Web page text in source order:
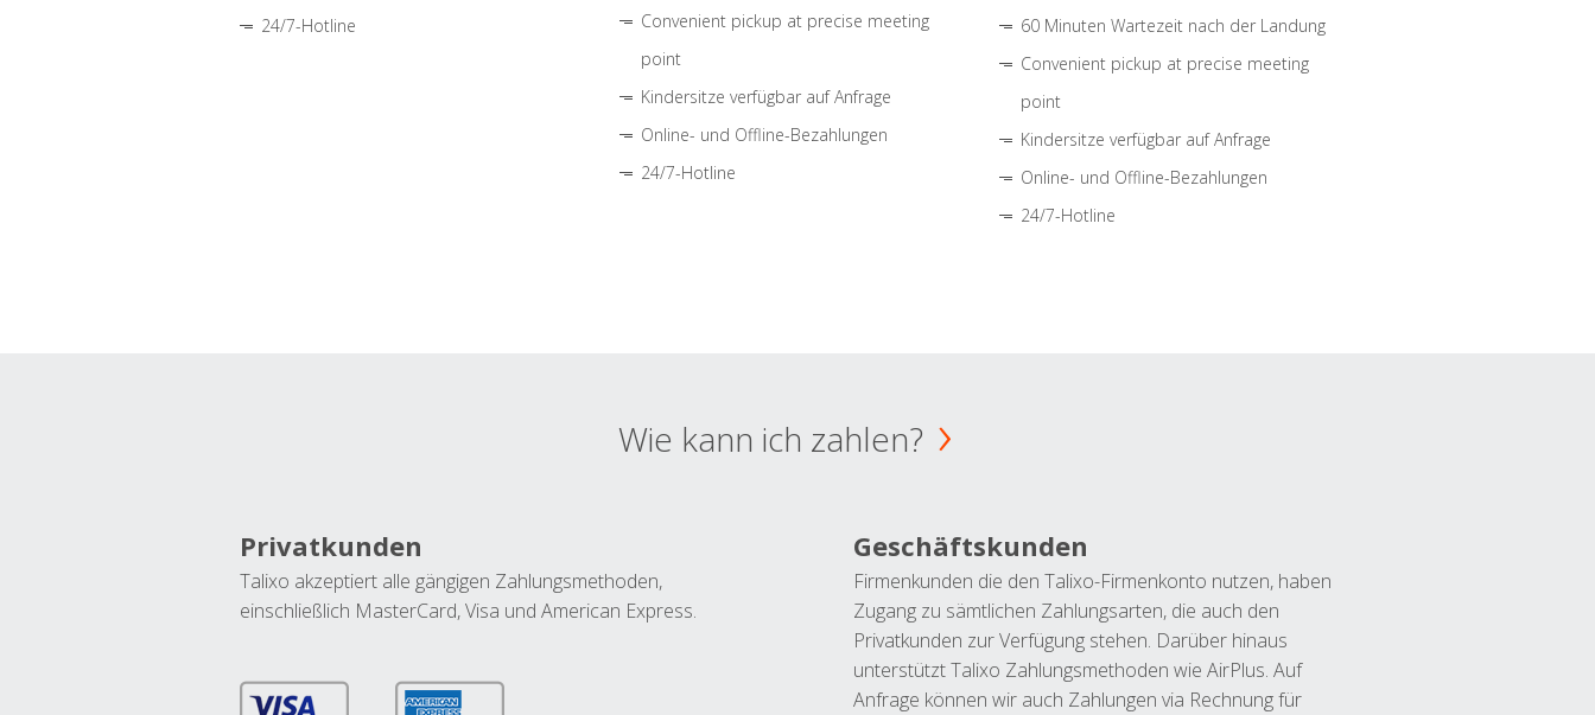
24/7-Hotline
Convenient pickup at precise meeting
point
Kindersitze verfügbar auf Anfrage
Online- und Offline-Bezahlungen
24/7-Hotline
60 Minuten Wartezeit nach der Landung
Convenient pickup at precise meeting
point
Kindersitze verfügbar auf Anfrage
Online- und Offline-Bezahlungen
24/7-Hotline
Wie kann ich zahlen?
Privatkunden
Talixo akzeptiert alle gängigen Zahlungsmethoden,
einschließlich MasterCard, Visa und American Express.
Geschäftskunden
Firmenkunden die den Talixo-Firmenkonto nutzen, haben
Zugang zu sämtlichen Zahlungsarten, die auch den
Privatkunden zur Verfügung stehen. Darüber hinaus
unterstützt Talixo Zahlungsmethoden wie AirPlus. Auf
Anfrage können wir auch Zahlungen via Rechnung für